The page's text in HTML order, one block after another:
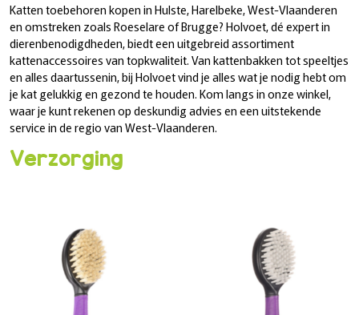
Katten toebehoren kopen in Hulste, Harelbeke, West-Vlaanderen
en omstreken zoals Roeselare of Brugge? Holvoet, dé expert in
dierenbenodigdheden, biedt een uitgebreid assortiment
kattenaccessoires van topkwaliteit. Van kattenbakken tot speeltjes
en alles daartussenin, bij Holvoet vind je alles wat je nodig hebt om
je kat gelukkig en gezond te houden. Kom langs in onze winkel,
waar je kunt rekenen op deskundig advies en een uitstekende
service in de regio van West-Vlaanderen.
Verzorging